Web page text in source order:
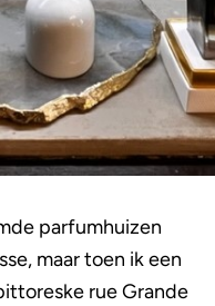
parfumhuizen
maar toen ik een
rue Grande